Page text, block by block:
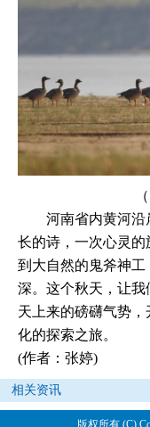
河南省内黄河沿
长的诗，一次心灵
到大自然的鬼斧神
深。这个秋天，让
天上来的磅礴气势
化的探索之旅。
(作者：张婷)
相关资讯
版权所有 (C)